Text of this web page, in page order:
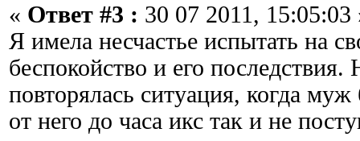
« Ответ #3 : 30 07 2011, 15:05:03
Я имела несчастье испытать на
беспокойство и его последствия.
повторялась ситуация, когда
от него до часа икс так и не